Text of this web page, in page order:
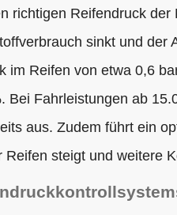
richtigen Reifendruck
sinkt und der
im Reifen von etwa 0,6
Bei Fahrleistungen ab
aus. Zudem führt ein
steigt und weitere